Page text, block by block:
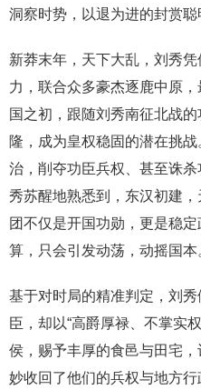
洞察时势，以退为进的封赏聪
新莽末年，天下大乱，刘秀
力，联合众多豪杰逐鹿中原
国之初，跟随刘秀南征北战
隆，成为皇权稳固的潜在挑
治，削夺功臣兵权、甚至诛
秀苏醒地熟悉到，东汉初建
团不仅是开国功勋，更是稳
算，只会引发动荡，动摇国本
基于对时局的精准判定，刘
臣，却以“高爵厚禄、不掌实
侯，赐予丰厚的食邑与田宅
妙收回了他们的兵权与地方